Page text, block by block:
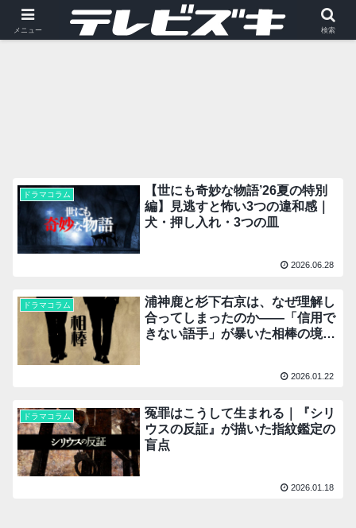
ドラマコラム
ドラマコラム
【世にも奇妙な物語’26夏の特別
編】見逃すと怖い3つの違和感｜
犬・押し入れ・3つの皿
2026.06.28
ドラマコラム
浦神鹿と杉下右京は、なぜ理解し
合ってしまったのか――「信用で
きない語手」が暴いた相棒の境界
2026.01.22
ドラマコラム
冤罪はこうして生まれる｜『シリ
ウスの反証』が描いた指紋鑑定の
盲点
2026.01.18
メニュー 検索